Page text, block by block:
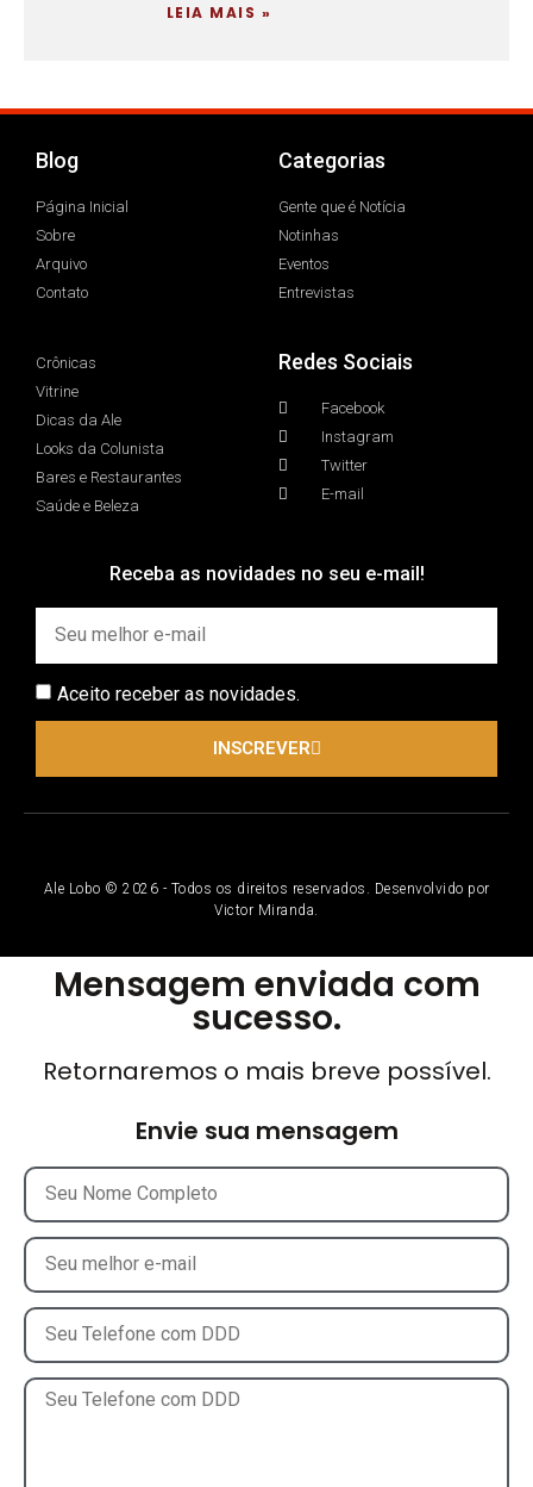
LEIA MAIS »
Blog
Página Inicial
Sobre
Arquivo
Contato
Categorias
Gente que é Notícia
Notinhas
Eventos
Entrevistas
Crônicas
Vitrine
Dicas da Ale
Looks da Colunista
Bares e Restaurantes
Saúde e Beleza
Redes Sociais
Facebook
Instagram
Twitter
E-mail
Receba as novidades no seu e-mail!
Aceito receber as novidades.
INSCREVER
Ale Lobo © 2026 - Todos os direitos reservados. Desenvolvido por
Victor Miranda.
Mensagem enviada com
sucesso.
Retornaremos o mais breve possível.
Envie sua mensagem